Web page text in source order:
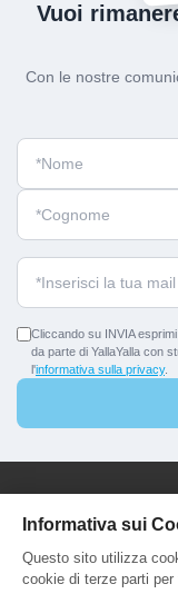
Informativa sui
Questo sito utilizza
cookie di terze parti
Vuoi
Con le nostre
Cliccando su INVIA
da parte di YallaYalla con
l'informativa sulla privacy.
Sede
Viale